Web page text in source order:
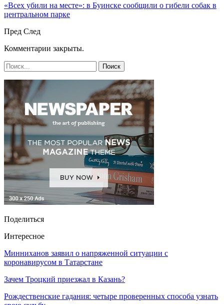
«Всех убили на месте»: в Буинске сообщили о гибели собак в
центральном парке
Пред След
Комментарии закрыты.
Поделиться
Интересное
Минниханов заявил о напряженной ситуации с
коронавирусом в Татарстане
Зачем Троцкий приезжал в Казань?
Рождественские гадания: четыре проверенных способа узнать